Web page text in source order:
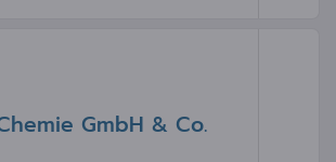
GmbH & Co.